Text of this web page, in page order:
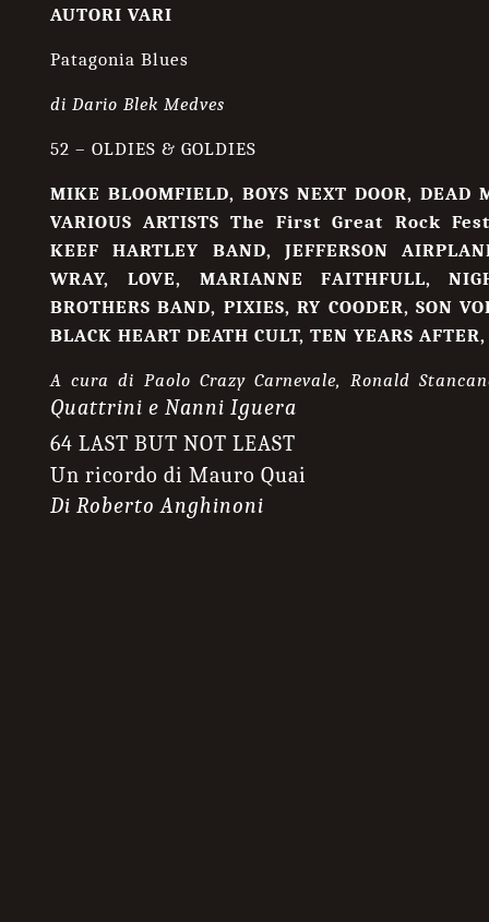
AUTORI VARI
Patagonia Blues
di Dario Blek Medves
52 – OLDIES & GOLDIES
MIKE BLOOMFIELD, BOYS NEXT DOOR, DEAD
VARIOUS ARTISTS The First Great Rock
KEEF HARTLEY BAND, JEFFERSON
WRAY, LOVE, MARIANNE FAITHFULL,
BROTHERS BAND, PIXIES, RY COODER, SON
BLACK HEART DEATH CULT, TEN YEARS
A cura di Paolo Crazy Carnevale, Ronald
Quattrini e Nanni Iguera
64 LAST BUT NOT LEAST
Un ricordo di Mauro Quai
Di Roberto Anghinoni